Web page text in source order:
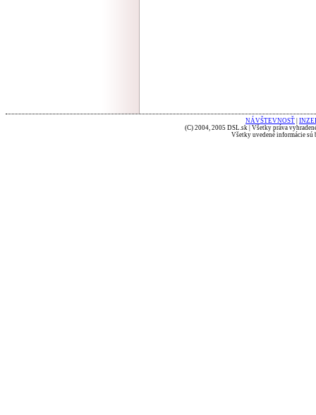
NÁVŠTEVNOSŤ
(C) 2004, 2005 DSL.sk | Všetky práva
Všetky uvedené informácie sú